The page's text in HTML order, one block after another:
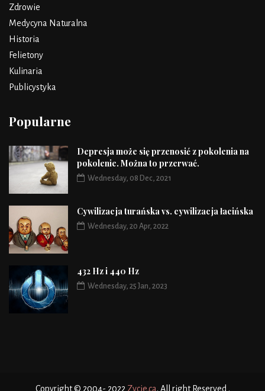
Zdrowie
Medycyna Naturalna
Historia
Felietony
Kulinaria
Publicystyka
Popularne
Depresja może się przenosić z pokolenia na
pokolenie. Można to przerwać.
Wednesday, 08 Dec, 2021
Cywilizacja turańska vs. cywilizacja łacińska
Wednesday, 20 Apr, 2022
432 Hz i 440 Hz
Wednesday, 25 Jan, 2023
Copyright © 2004- 2022 Zycie.ca. All right Reserved .